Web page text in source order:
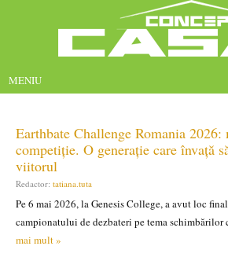
Earthbate Challenge Romania
competiție. O generație care învață
viitorul
Redactor: tatiana.tuta
Pe 6 mai 2026, la Genesis College, a avut loc
campionatului de dezbateri pe tema schimbărilor
mai mult »